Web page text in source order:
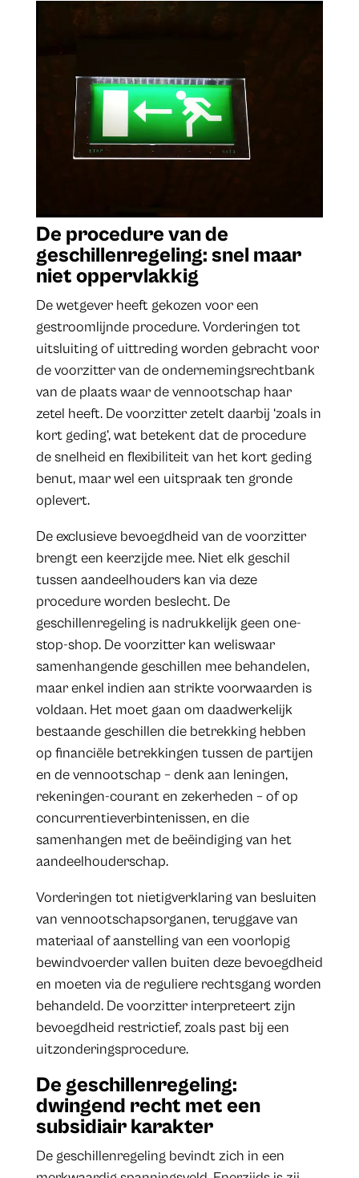
De procedure van de
geschillenregeling: snel maar
niet oppervlakkig
De wetgever heeft gekozen voor een
gestroomlijnde procedure. Vorderingen tot
uitsluiting of uittreding worden gebracht voor
de voorzitter van de ondernemingsrechtbank
van de plaats waar de vennootschap haar
zetel heeft. De voorzitter zetelt daarbij ‘zoals in
kort geding’, wat betekent dat de procedure
de snelheid en flexibiliteit van het kort geding
benut, maar wel een uitspraak ten gronde
oplevert.
De exclusieve bevoegdheid van de voorzitter
brengt een keerzijde mee. Niet elk geschil
tussen aandeelhouders kan via deze
procedure worden beslecht. De
geschillenregeling is nadrukkelijk geen one-
stop-shop. De voorzitter kan weliswaar
samenhangende geschillen mee behandelen,
maar enkel indien aan strikte voorwaarden is
voldaan. Het moet gaan om daadwerkelijk
bestaande geschillen die betrekking hebben
op financiële betrekkingen tussen de partijen
en de vennootschap – denk aan leningen,
rekeningen-courant en zekerheden – of op
concurrentieverbintenissen, en die
samenhangen met de beëindiging van het
aandeelhouderschap.
Vorderingen tot nietigverklaring van besluiten
van vennootschapsorganen, teruggave van
materiaal of aanstelling van een voorlopig
bewindvoerder vallen buiten deze bevoegdheid
en moeten via de reguliere rechtsgang worden
behandeld. De voorzitter interpreteert zijn
bevoegdheid restrictief, zoals past bij een
uitzonderingsprocedure.
De geschillenregeling:
dwingend recht met een
subsidiair karakter
De geschillenregeling bevindt zich in een